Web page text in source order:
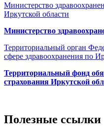
Министерство
Иркутской области
Министерство
Территориальный орган
сфере здравоохранения по
Территориальный фонд
страхования Иркутской
Полезные ссылки